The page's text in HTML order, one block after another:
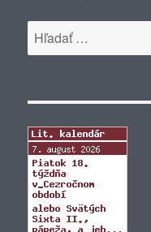
Hľadať: